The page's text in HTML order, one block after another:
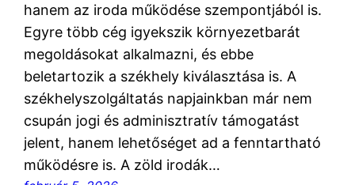
hanem az iroda működése szempontjából is.
Egyre több cég igyekszik környezetbarát
megoldásokat alkalmazni, és ebbe
beletartozik a székhely kiválasztása is. A
székhelyszolgáltatás napjainkban már nem
csupán jogi és adminisztratív támogatást
jelent, hanem lehetőséget ad a fenntartható
működésre is. A zöld irodák…